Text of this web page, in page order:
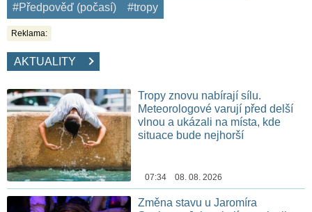
#Předpověď (počasí)
#tropy
Reklama:
AKTUALITY
Tropy znovu nabírají sílu.
Meteorologové varují před delší
vlnou a ukázali na místa, kde
situace bude nejhorší
07:34 08. 08. 2026
Změna stavu u Jaromíra